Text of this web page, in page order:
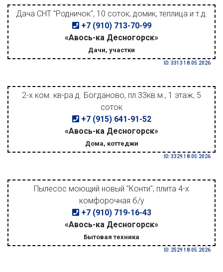
Дача СНТ "Родничок", 10 соток, домик, теплица и т.д.
+7 (910) 713-70-99
«Авось-ка Десногорск»
Дачи, участки
ID: 3313 18.05.2026
2-х ком. кв-ра д. Богданово, пл.33кв.м., 1 этаж, 5
соток
+7 (915) 641-91-52
«Авось-ка Десногорск»
Дома, коттеджи
ID: 3329 18.05.2026
Пылесос моющий новый "Конти", плита 4-х
комфорочная б/у
+7 (910) 719-16-43
«Авось-ка Десногорск»
Бытовая техника
ID: 2529 18.05.2026